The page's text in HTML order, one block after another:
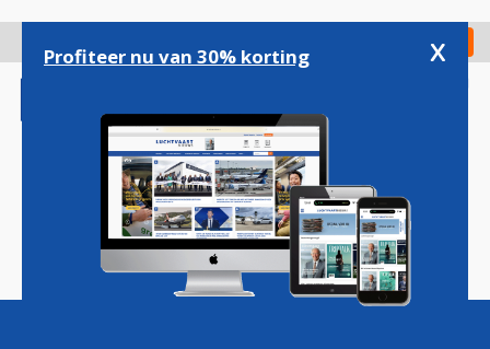
gaan
Check in
Magazine Podcasts Vacatures
Profiteer nu van 30% korting x